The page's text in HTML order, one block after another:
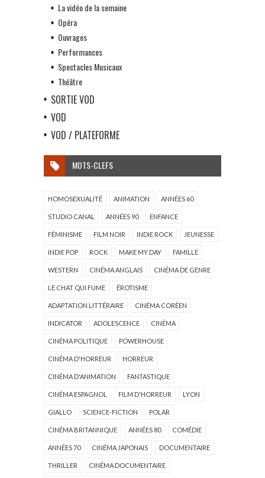
La vidéo de la semaine
Opéra
Ouvrages
Performances
Spectacles Musicaux
Théâtre
SORTIE VOD
VOD
VOD / PLATEFORME
MOTS-CLEFS
HOMOSEXUALITÉ ANIMATION ANNÉES 60
STUDIO CANAL ANNÉES 90 ENFANCE
FÉMINISME FILM NOIR INDIE ROCK JEUNESSE
INDIE POP ROCK MAKE MY DAY FAMILLE
WESTERN CINÉMA ANGLAIS CINÉMA DE GENRE
LE CHAT QUI FUME ÉROTISME
ADAPTATION LITTÉRAIRE CINÉMA CORÉEN
INDICATOR ADOLESCENCE CINÉMA
CINÉMA POLITIQUE POWERHOUSE
CINÉMA D'HORREUR HORREUR
CINÉMA D'ANIMATION FANTASTIQUE
CINÉMA ESPAGNOL FILM D'HORREUR LYON
GIALLO SCIENCE-FICTION POLAR
CINÉMA BRITANNIQUE ANNÉES 80 COMÉDIE
ANNÉES 70 CINÉMA JAPONAIS DOCUMENTAIRE
THRILLER CINÉMA DOCUMENTAIRE